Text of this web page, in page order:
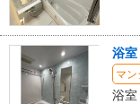
浴室
マン
浴室